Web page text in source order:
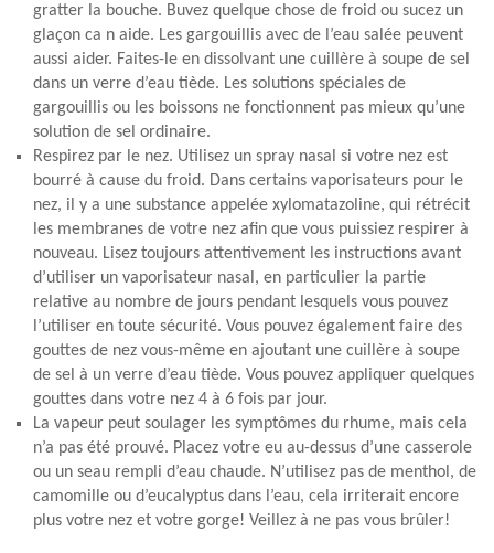
gratter la bouche. Buvez quelque chose de froid ou sucez un
glaçon ca n aide. Les gargouillis avec de l’eau salée peuvent
aussi aider. Faites-le en dissolvant une cuillère à soupe de sel
dans un verre d’eau tiède. Les solutions spéciales de
gargouillis ou les boissons ne fonctionnent pas mieux qu’une
solution de sel ordinaire.
Respirez par le nez. Utilisez un spray nasal si votre nez est
bourré à cause du froid. Dans certains vaporisateurs pour le
nez, il y a une substance appelée xylomatazoline, qui rétrécit
les membranes de votre nez afin que vous puissiez respirer à
nouveau. Lisez toujours attentivement les instructions avant
d’utiliser un vaporisateur nasal, en particulier la partie
relative au nombre de jours pendant lesquels vous pouvez
l’utiliser en toute sécurité. Vous pouvez également faire des
gouttes de nez vous-même en ajoutant une cuillère à soupe
de sel à un verre d’eau tiède. Vous pouvez appliquer quelques
gouttes dans votre nez 4 à 6 fois par jour.
La vapeur peut soulager les symptômes du rhume, mais cela
n’a pas été prouvé. Placez votre eu au-dessus d’une casserole
ou un seau rempli d’eau chaude. N’utilisez pas de menthol, de
camomille ou d’eucalyptus dans l’eau, cela irriterait encore
plus votre nez et votre gorge! Veillez à ne pas vous brûler!